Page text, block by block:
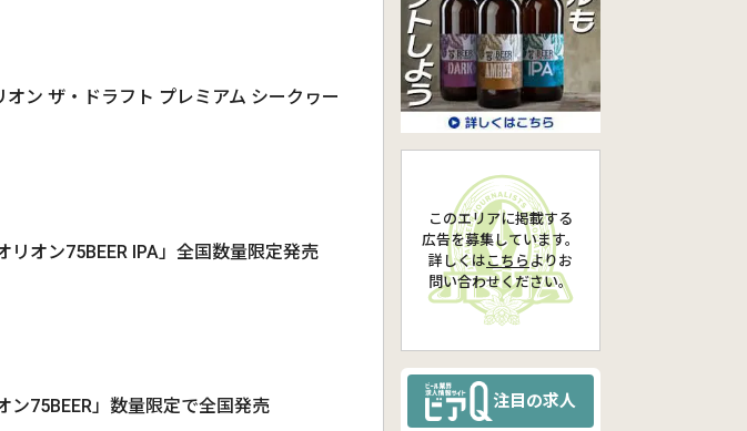
ン ザ・ドラフト プレミアム シークヮー
オン75BEER IPA」全国数量限定発売
75BEER」数量限定で全国発売
このエリアに掲載する
広告を募集しています。
詳しくは こちらより お
問い合わせください。
注目の求人